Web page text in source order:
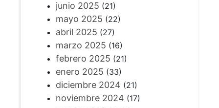
junio 2025 (21)
mayo 2025 (22)
abril 2025 (27)
marzo 2025 (16)
febrero 2025 (21)
enero 2025 (33)
diciembre 2024 (21)
noviembre 2024 (17)